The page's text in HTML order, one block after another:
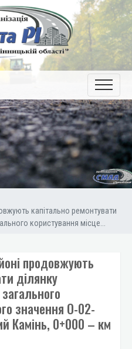
капітально ремонтувати
користування місце...
продовжують
ділянку
значення О-02-
Камінь, 0+000 – км